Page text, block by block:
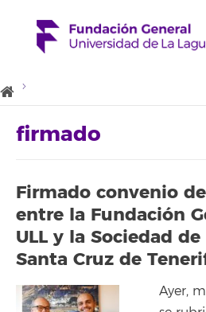
firmado
Firmado convenio
entre la Fundación
ULL y la Sociedad
Santa Cruz de
Ayer,